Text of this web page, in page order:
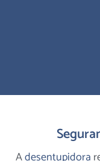
Adesentupidora